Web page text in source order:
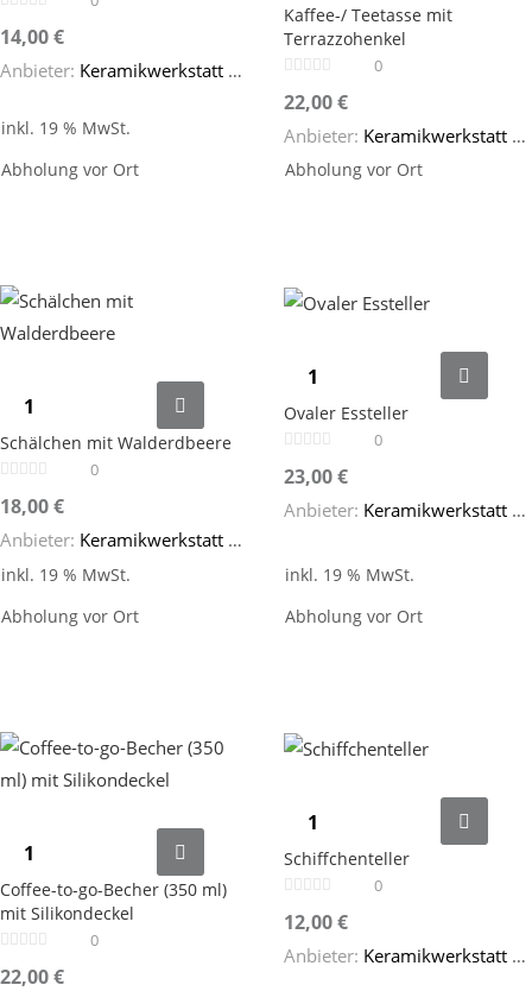
14,00€
Anbieter: Keramikwerkstatt SteinZeug
inkl. 19 % MwSt.
Abholung vor Ort
Kaffee-/ Teetasse mit
Terrazzohenkel
0
22,00€
Anbieter: Keramikwerkstatt SteinZeug
Abholung vor Ort
Schälchen mit Walderdbeere
0
18,00€
Anbieter: Keramikwerkstatt SteinZeug
inkl. 19 % MwSt.
Abholung vor Ort
Ovaler Essteller
0
23,00€
Anbieter: Keramikwerkstatt SteinZeug
inkl. 19 % MwSt.
Abholung vor Ort
Coffee-to-go-Becher (350 ml)
mit Silikondeckel
0
22,00€
Schiffchenteller
0
12,00€
Anbieter: Keramikwerkstatt SteinZeug